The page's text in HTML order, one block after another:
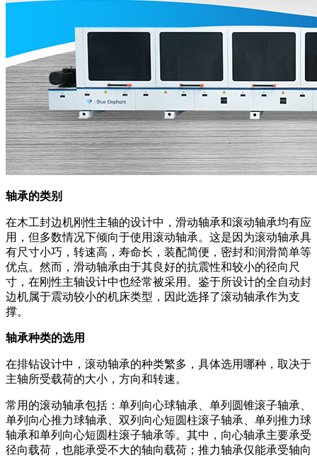
轴承的类别
在木工封边机刚性主轴的设计中，滑动轴承和滚动轴承均有应
用，但多数情况下倾向于使用滚动轴承。这是因为滚动轴承具
有尺寸小巧，转速高，寿命长，装配简便，密封和润滑简单等
优点。然而，滑动轴承由于其良好的抗震性和较小的径向尺
寸，在刚性主轴设计中也经常被采用。鉴于所设计的全自动封
边机属于震动较小的机床类型，因此选择了滚动轴承作为支
撑。
轴承种类的选用
在排钻设计中，滚动轴承的种类繁多，具体选用哪种，取决于
主轴所受载荷的大小，方向和转速。
常用的滚动轴承包括：单列向心球轴承、单列圆锥滚子轴承、
单列向心推力球轴承、双列向心短圆柱滚子轴承、单列推力球
轴承和单列向心短圆柱滚子轴承等。其中，向心轴承主要承受
径向载荷，也能承受不大的轴向载荷；推力轴承仅能承受轴向